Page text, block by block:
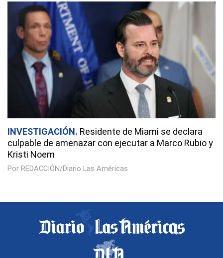
INVESTIGACIÓN Residente de Miami se declara
culpable de amenazar con ejecutar a Marco Rubio y
Kristi Noem
Por REDACCIÓN/Diario Las Américas